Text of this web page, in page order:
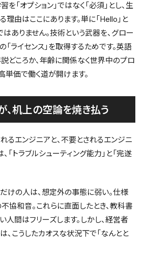
を「オプション」ではなく「必須」とし、生
由はここにあります。単に「Hello」と
ありません。技術という武器を、グロー
ライセンス」を取得するためです。英語
どころか、年齢に関係なく世界中のプロ
単価で働く道が開けます。
、机上の空論を焼き払う
るエンジニアと、不要とされるエンジニ
「トラブルシューティング能力」と「完遂
けの人は、想定外の事態に弱い。仕様
協和音。これらに直面したとき、教科書
間はフリーズします。しかし、経営者
、こうしたカオスな状況下で「なんとと